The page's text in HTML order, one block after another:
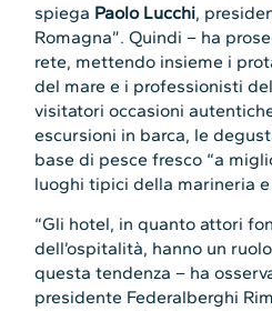
spiega Paolo Lucchi,
Romagna”. Quindi – ha
rete, mettendo insieme i
del mare e i professionisti
visitatori occasioni
escursioni in barca, le
base di pesce fresco “a
luoghi tipici della marineria
“Gli hotel, in quanto attori
dell’ospitalità, hanno un
questa tendenza – ha
presidente Federalberghi